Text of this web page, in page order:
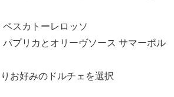
ペスカトーレロッソ
パプリカとオリーヴソース サマーポル
お好みのドルチェを選択